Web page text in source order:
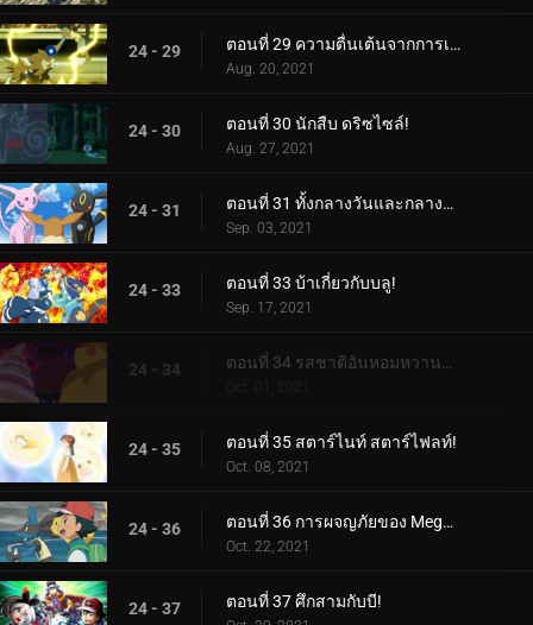
24 - 29 ตอนที่ 29 ความตื่นเต้นจากการเริ่มต้นสุดช็อค!
Aug. 20, 2021
24 - 30 ตอนที่ 30 นักสืบ ดริซไซล์!
Aug. 27, 2021
24 - 31 ตอนที่ 31 ทั้งกลางวันและกลางคืน คุณคือคนนั้น!
Sep. 03, 2021
24 - 33 ตอนที่ 33 บ้าเกี่ยวกับบลู!
Sep. 17, 2021
24 - 34
Oct. 01, 2021
24 - 35 ตอนที่ 35 สตาร์ไนท์ สตาร์ไฟลท์!
Oct. 08, 2021
24 - 36 ตอนที่ 36 การผจญภัยของ Mega Proportion!
Oct. 22, 2021
24 - 37 ตอนที่ 37 ศึกสามกับบี!